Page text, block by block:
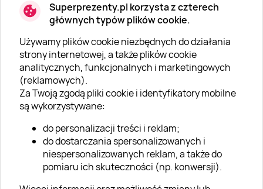
Superprezenty.pl korzysta z czterech
głównych typów plików cookie.
Używamy plików cookie niezbędnych do działania
strony internetowej, a także plików cookie
analitycznych, funkcjonalnych i marketingowych
(reklamowych).
Za Twoją zgodą pliki cookie i identyfikatory mobilne
są wykorzystywane:
do personalizacji treści i reklam;
do dostarczania spersonalizowanych i
niespersonalizowanych reklam, a także do
pomiaru ich skuteczności (np. konwersji).
O SUPERPREZENTY
O nas
Aktualności
Kariera w Super Prezentach
Klub Lojalnościowy